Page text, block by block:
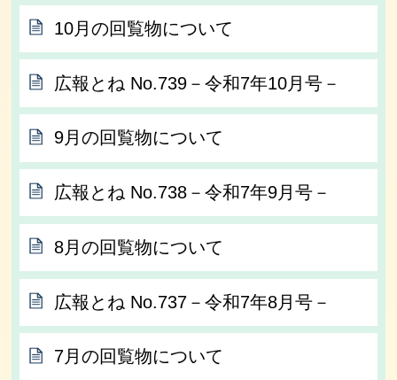
10月の回覧物について
広報とね No.739－令和7年10月号－
9月の回覧物について
広報とね No.738－令和7年9月号－
8月の回覧物について
広報とね No.737－令和7年8月号－
7月の回覧物について